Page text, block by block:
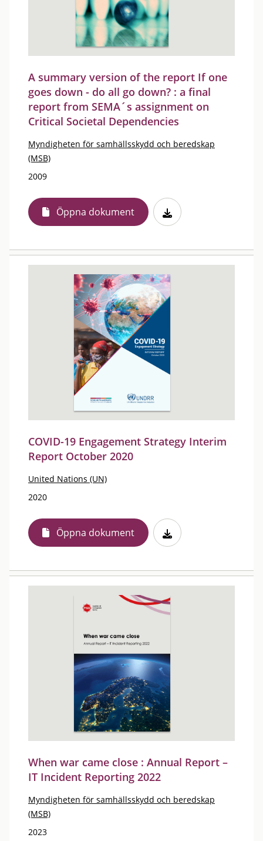
A summary version of the report If one
goes down - do all go down? : a final
report from SEMA´s assignment on
Critical Societal Dependencies
Myndigheten för samhällsskydd och beredskap
(MSB)
2009
Öppna dokument
COVID-19 Engagement Strategy Interim
Report October 2020
United Nations (UN)
2020
Öppna dokument
When war came close : Annual Report –
IT Incident Reporting 2022
Myndigheten för samhällsskydd och beredskap
(MSB)
2023